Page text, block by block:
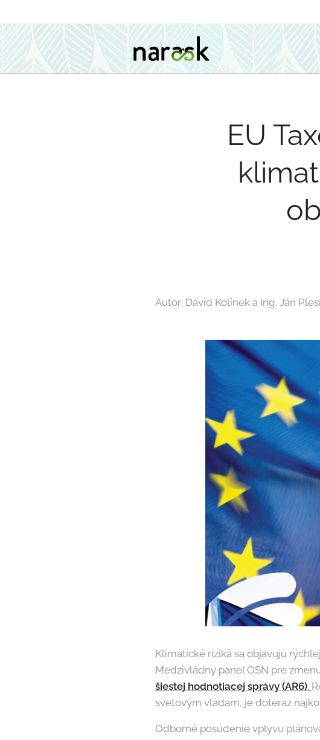
EU
Autor: Dávid Kolínek a Ing. Ján
Klimatické riziká sa objavujú
Medzivládny panel OSN pre
šiestej hodnotiacej správy (AR6).
svetovým vládam, je doteraz
Odborné posúdenie vplyvu